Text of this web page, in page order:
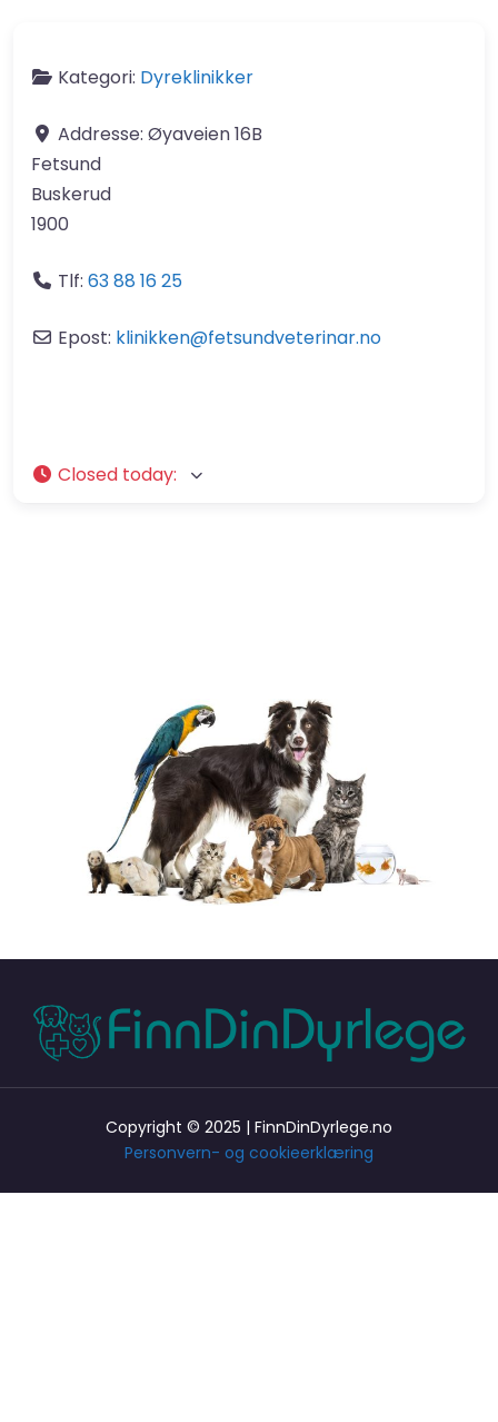
Kategori: Dyreklinikker
Addresse: Øyaveien 16B
Fetsund
Buskerud
1900
Tlf: 63 88 16 25
Epost: klinikken@fetsundveterinar.no
Closed today:
Copyright © 2025 | FinnDinDyrlege.no
Personvern- og cookieerklæring